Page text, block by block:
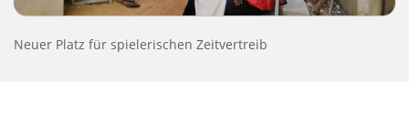
Neuer Platz für spielerischen Zeitvertreib